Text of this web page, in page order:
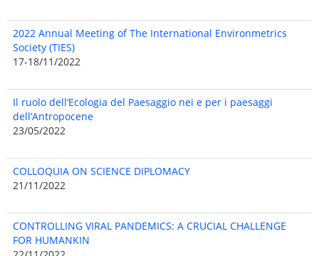
2022 Annual Meeting of The International Environmetrics
Society (TIES)
17-18/11/2022
Il ruolo dell‘Ecologia del Paesaggio nei e per i paesaggi
dell’Antropocene
23/05/2022
COLLOQUIA ON SCIENCE DIPLOMACY
21/11/2022
CONTROLLING VIRAL PANDEMICS: A CRUCIAL CHALLENGE
FOR HUMANKIN